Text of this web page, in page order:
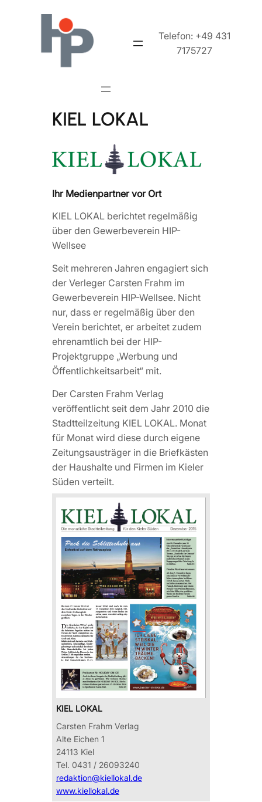
Telefon: +49 431
7175727
KIEL LOKAL
Ihr Medienpartner vor Ort
KIEL LOKAL berichtet regelmäßig
über den Gewerbeverein HIP-
Wellsee
Seit mehreren Jahren engagiert sich
der Verleger Carsten Frahm im
Gewerbeverein HIP-Wellsee. Nicht
nur, dass er regelmäßig über den
Verein berichtet, er arbeitet zudem
ehrenamtlich bei der HIP-
Projektgruppe „Werbung und
Öffentlichkeitsarbeit“ mit.
Der Carsten Frahm Verlag
veröffentlicht seit dem Jahr 2010 die
Stadtteilzeitung KIEL LOKAL. Monat
für Monat wird diese durch eigene
Zeitungsausträger in die Briefkästen
der Haushalte und Firmen im Kieler
Süden verteilt.
KIEL LOKAL
Carsten Frahm Verlag
Alte Eichen 1
24113 Kiel
Tel. 0431 / 26093240
redaktion@kiellokal.de
www.kiellokal.de